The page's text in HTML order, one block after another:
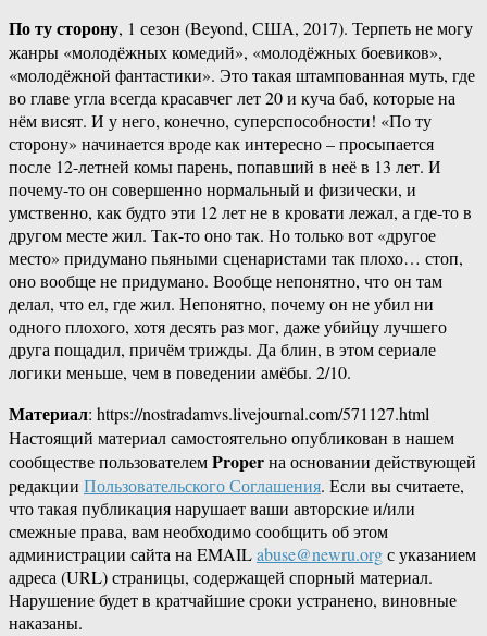
По ту сторону, 1 сезон (Beyond, США, 2017). Терпеть не могу
жанры «молодёжных комедий», «молодёжных боевиков»,
«молодёжной фантастики». Это такая штампованная муть, где
во главе угла всегда красавчег лет 20 и куча баб, которые на
нём висят. И у него, конечно, суперспособности! «По ту
сторону» начинается вроде как интересно – просыпается
после 12-летней комы парень, попавший в неё в 13 лет. И
почему-то он совершенно нормальный и физически, и
умственно, как будто эти 12 лет не в кровати лежал, а где-то в
другом месте жил. Так-то оно так. Но только вот «другое
место» придумано пьяными сценаристами так плохо… стоп,
оно вообще не придумано. Вообще непонятно, что он там
делал, что ел, где жил. Непонятно, почему он не убил ни
одного плохого, хотя десять раз мог, даже убийцу лучшего
друга пощадил, причём трижды. Да блин, в этом сериале
логики меньше, чем в поведении амёбы. 2/10.
Материал: https://nostradamvs.livejournal.com/571127.html
Настоящий материал самостоятельно опубликован в нашем
сообществе пользователемProperна основании действующей
редакции Пользовательского Соглашения. Если вы считаете,
что такая публикация нарушает ваши авторские и/или
смежные права, вам необходимо сообщить об этом
администрации сайта на EMAILabuse@newru.orgс указанием
адреса (URL) страницы, содержащей спорный материал.
Нарушение будет в кратчайшие сроки устранено, виновные
наказаны.